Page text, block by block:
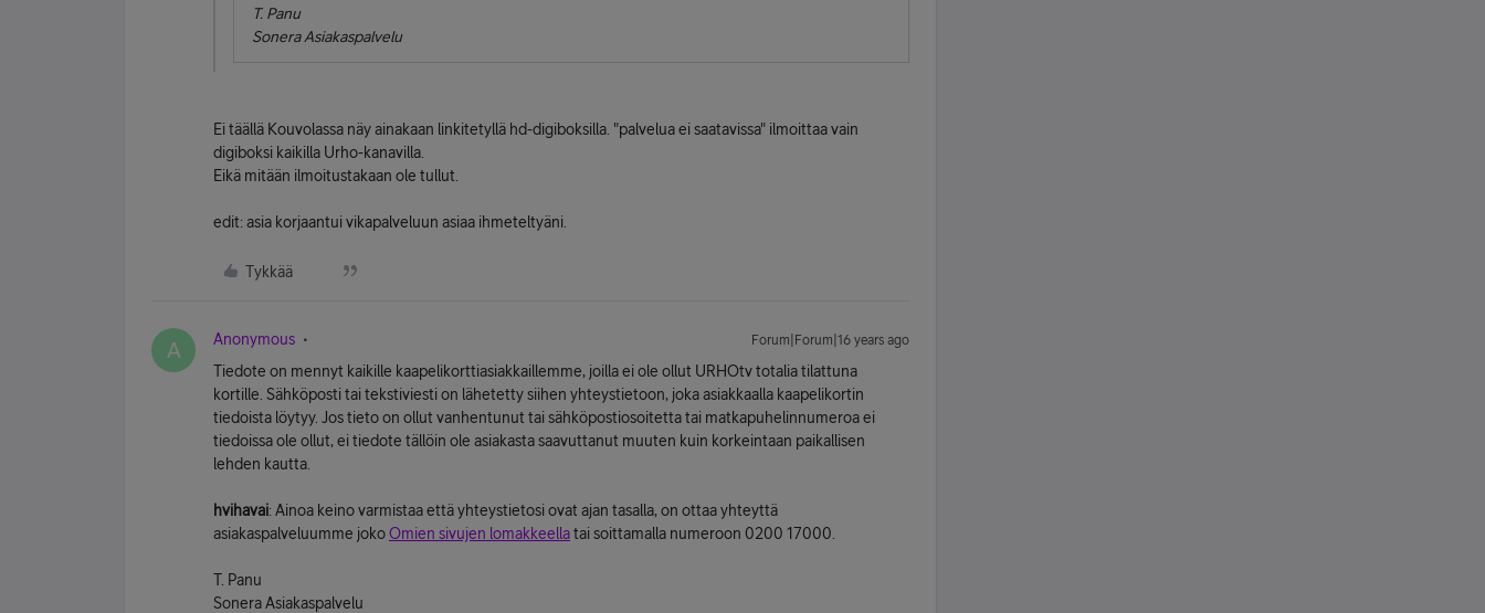
T. Panu
Sonera Asiakaspalvelu
Ei täällä Kouvolassa näy ainakaan linkitetyllä hd-digiboksilla. "palvelua ei saatavissa" ilmoittaa vain
digiboksi kaikilla Urho-kanavilla.
Eikä mitään ilmoitustakaan ole tullut.
edit: asia korjaantui vikapalveluun asiaa ihmeteltyäni.
Tykkää
A Anonymous Forum|Forum|16 years ago
Tiedote on mennyt kaikille kaapelikorttiasiakkaillemme, joilla ei ole ollut URHOtv totalia tilattuna
kortille. Sähköposti tai tekstiviesti on lähetetty siihen yhteystietoon, joka asiakkaalla kaapelikortin
tiedoista löytyy. Jos tieto on ollut vanhentunut tai sähköpostiosoitetta tai matkapuhelinnumeroa ei
tiedoissa ole ollut, ei tiedote tällöin ole asiakasta saavuttanut muuten kuin korkeintaan paikallisen
lehden kautta.
hvihavai: Ainoa keino varmistaa että yhteystietosi ovat ajan tasalla, on ottaa yhteyttä
asiakaspalveluumme jokoOmien sivujen lomakkeellatai soittamalla numeroon 0200 17000.
T. Panu
Sonera Asiakaspalvelu